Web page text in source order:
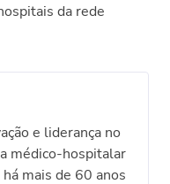
da rede
e liderança no
médico-hospitalar
mais de 60 anos